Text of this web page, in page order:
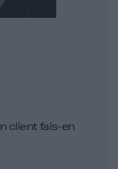
client fais-en